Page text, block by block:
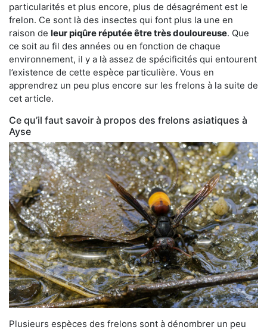
particularités et plus encore, plus de désagrément est le
frelon. Ce sont là des insectes qui font plus la une en
raison de leur piqûre réputée être très douloureuse. Que
ce soit au fil des années ou en fonction de chaque
environnement, il y a là assez de spécificités qui entourent
l’existence de cette espèce particulière. Vous en
apprendrez un peu plus encore sur les frelons à la suite de
cet article.
Ce qu’il faut savoir à propos des frelons asiatiques à
Ayse
Plusieurs espèces des frelons sont à dénombrer un peu